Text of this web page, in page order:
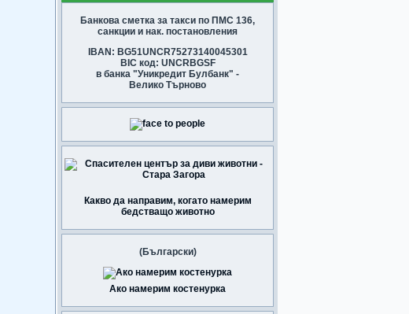
Банкова сметка за такси по ПМС 136,
санкции и нак. постановления
IBAN: BG51UNCR75273140045301
BIC код: UNCRBGSF
в банка "Уникредит Булбанк" -
Велико Търново
Какво да направим, когато намерим
бедстващо животно
(Български)
Ако намерим костенурка